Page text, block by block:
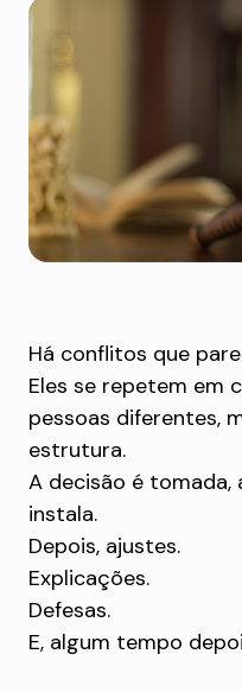
Há conflitos que
Eles se repetem em
pessoas diferentes,
estrutura.
A decisão é
instala.
Depois, ajustes.
Explicações.
Defesas.
E, algum tempo